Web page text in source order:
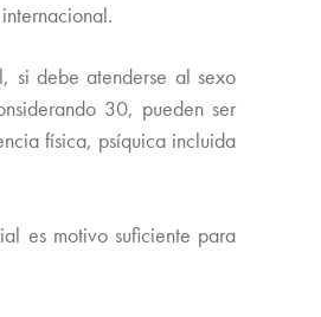
si debe atenderse al sexo
30, pueden ser
física, psíquica incluida
es motivo suficiente para